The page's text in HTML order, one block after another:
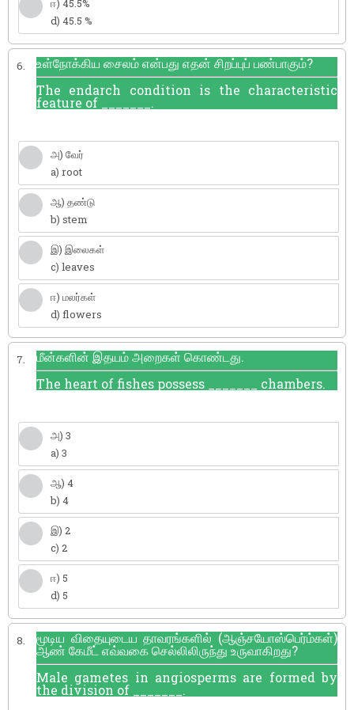
ஈ) 45.5%
d) 45.5 %
6.
உள்நோக்கிய சைலம் என்பது எதன் சிறப்புப் பண்பாகும்?
The endarch condition is the characteristic
feature of _______.
அ) வேர்
a) root
ஆ) தண்டு
b) stem
இ) இலைகள்
c) leaves
ஈ) மலர்கள்
d) flowers
7.
மீன்களின் இதயம் அறைகள் கொண்டது.
The heart of fishes possess _______ chambers.
அ) 3
a) 3
ஆ) 4
b) 4
இ) 2
c) 2
ஈ) 5
d) 5
8. மூடிய விதையுடைய தாவரங்களில் (ஆஞ்சயோஸ்பெர்ம்கள்)
ஆண் கேமீட் எவ்வகை செல்லிலிருந்து உருவாகிறது?
Male gametes in angiosperms are formed by
the division of _______.